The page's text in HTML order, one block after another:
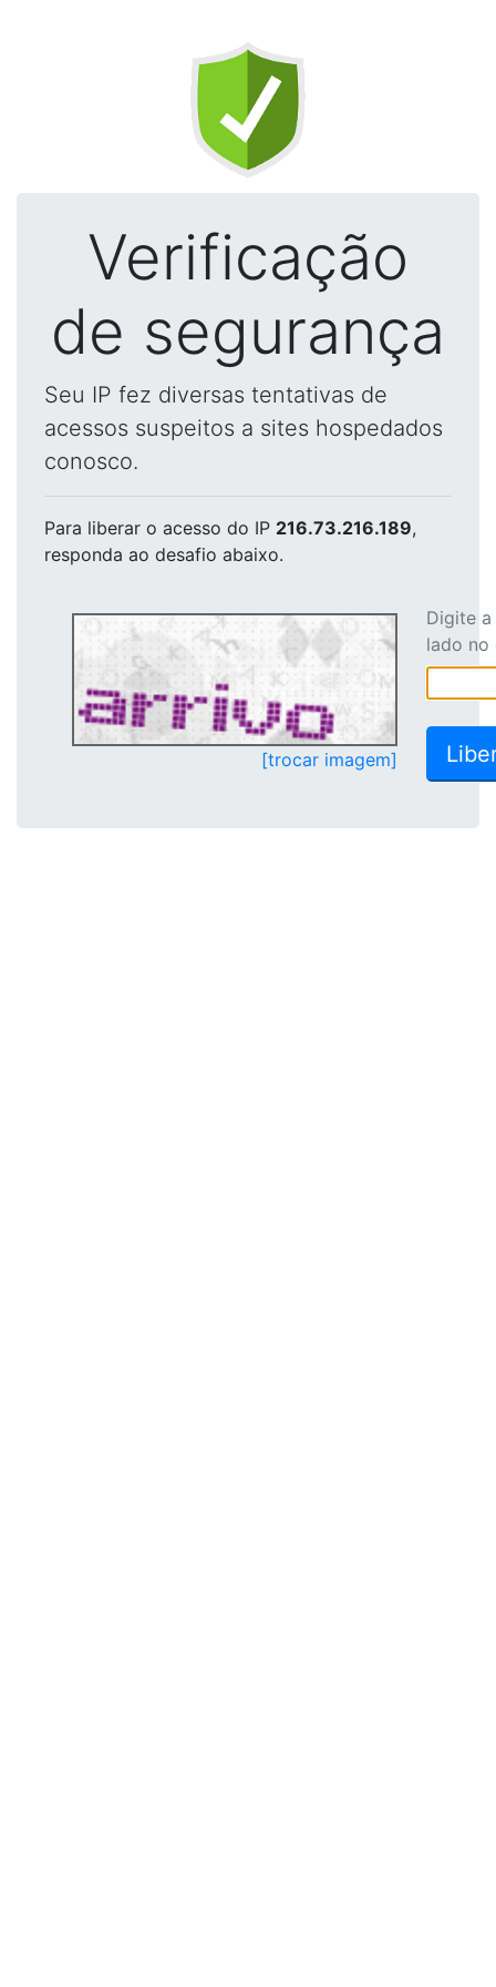
Verificação
de segurança
Seu IP fez diversas tentativas de
acessos suspeitos a sites hospedados
conosco.
Para liberar o acesso do IP 216.73.216.189,
responda ao desafio abaixo.
[trocar imagem]
Digite
lado no